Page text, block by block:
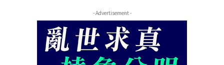
- Advertisement -